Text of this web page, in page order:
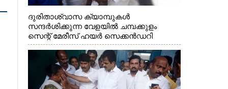
ദുരിതാശ്വാസ ക്യാമ്പുകൾ
സന്ദർശിക്കുന്ന വേളയിൽ ചമ്പക്കുളം
സെന്റ് മേരീസ് ഹയർ സെക്കൻഡറി
സ്കൂളിലെ ക്യാമ്പിലെത്തിയ എ.ഐ.സി.സി
ജനറൽ സെക്രട്ടറി കെ.സി
വേണുഗോപാൽ എം.പി കുരുന്നിനെ
എടുത്ത് ലാളിച്ചപ്പോൾ. സഹകരണ-
എക്സൈസ് വകുപ്പ് മന്ത്രി എം. ലിജു,